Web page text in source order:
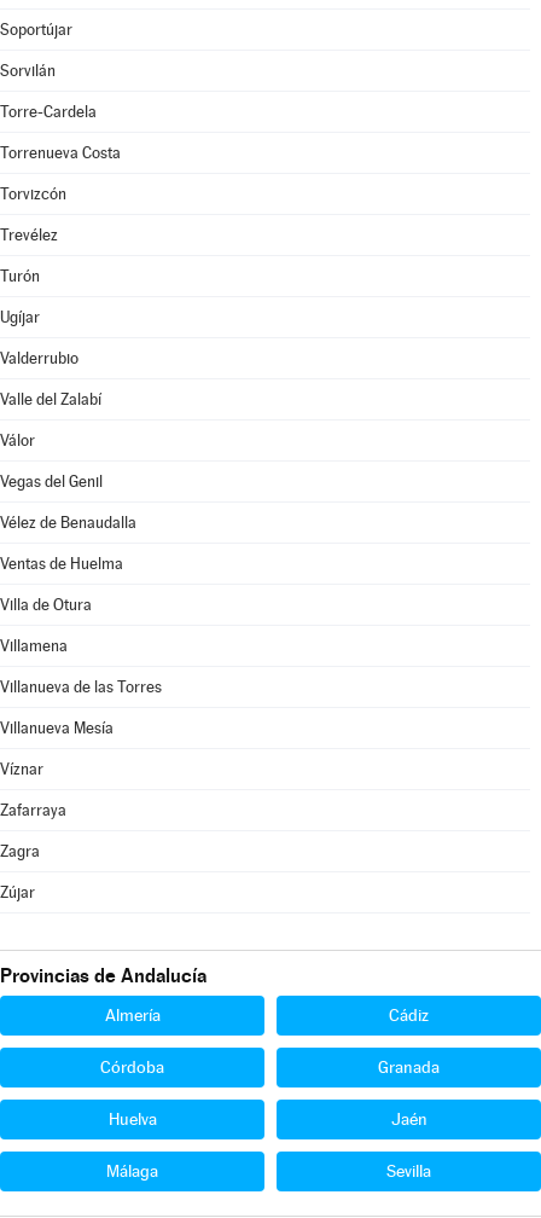
Soportújar
Sorvilán
Torre-Cardela
Torrenueva Costa
Torvizcón
Trevélez
Turón
Ugíjar
Valderrubio
Valle del Zalabí
Válor
Vegas del Genil
Vélez de Benaudalla
Ventas de Huelma
Villa de Otura
Villamena
Villanueva de las Torres
Villanueva Mesía
Víznar
Zafarraya
Zagra
Zújar
Provincias de Andalucía
Almería Cádiz
Córdoba Granada
Huelva Jaén
Málaga Sevilla